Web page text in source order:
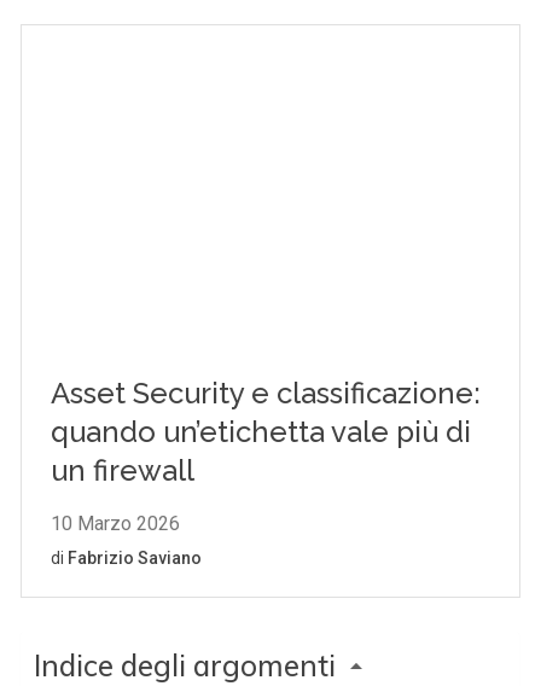
Indice degli argomenti